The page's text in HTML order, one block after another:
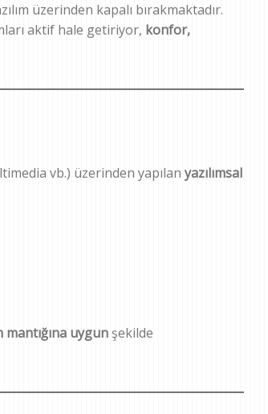
üzerinden kapalı bırakmaktadır.
aktif hale getiriyor, konfor,
vb.) üzerinden yapılan yazılımsal
mantığına uygun şekilde